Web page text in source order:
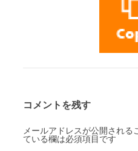
コメントを残す
メールアドレスが公開される
ている欄は必須項目です